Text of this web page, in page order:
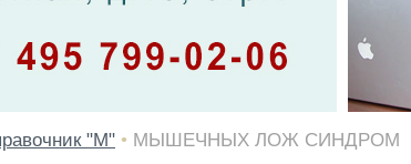
"М" • МЫШЕЧНЫХ ЛОЖ СИНДРОМ